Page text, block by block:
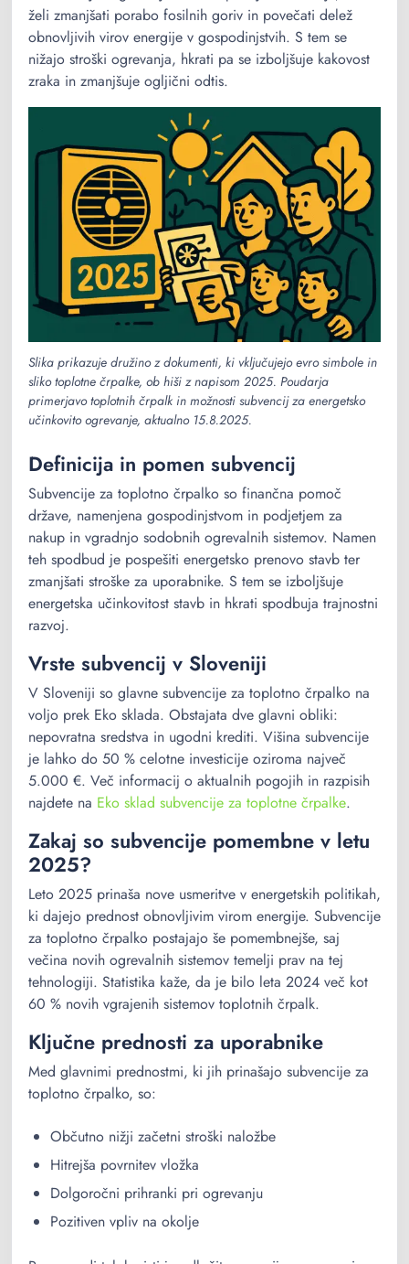
želi zmanjšati porabo fosilnih goriv in povečati delež
obnovljivih virov energije v gospodinjstvih. S tem se
nižajo stroški ogrevanja, hkrati pa se izboljšuje kakovost
zraka in zmanjšuje ogljični odtis.
Slika prikazuje družino z dokumenti, ki vključujejo evro simbole in
sliko toplotne črpalke, ob hiši z napisom 2025. Poudarja
primerjavo toplotnih črpalk in možnosti subvencij za energetsko
učinkovito ogrevanje, aktualno 15.8.2025.
Definicija in pomen subvencij
Subvencije za toplotno črpalko so finančna pomoč
države, namenjena gospodinjstvom in podjetjem za
nakup in vgradnjo sodobnih ogrevalnih sistemov. Namen
teh spodbud je pospešiti energetsko prenovo stavb ter
zmanjšati stroške za uporabnike. S tem se izboljšuje
energetska učinkovitost stavb in hkrati spodbuja trajnostni
razvoj.
Vrste subvencij v Sloveniji
V Sloveniji so glavne subvencije za toplotno črpalko na
voljo prek Eko sklada. Obstajata dve glavni obliki:
nepovratna sredstva in ugodni krediti. Višina subvencije
je lahko do 50 % celotne investicije oziroma največ
5.000 €. Več informacij o aktualnih pogojih in razpisih
najdete na Eko sklad subvencije za toplotne črpalke.
Zakaj so subvencije pomembne v letu
2025?
Leto 2025 prinaša nove usmeritve v energetskih politikah,
ki dajejo prednost obnovljivim virom energije. Subvencije
za toplotno črpalko postajajo še pomembnejše, saj
večina novih ogrevalnih sistemov temelji prav na tej
tehnologiji. Statistika kaže, da je bilo leta 2024 več kot
60 % novih vgrajenih sistemov toplotnih črpalk.
Ključne prednosti za uporabnike
Med glavnimi prednostmi, ki jih prinašajo subvencije za
toplotno črpalko, so:
Občutno nižji začetni stroški naložbe
Hitrejša povrnitev vložka
Dolgoročni prihranki pri ogrevanju
Pozitiven vpliv na okolje